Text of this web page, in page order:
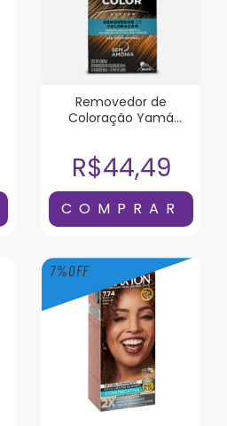
Removedor de
Coloração Yam
R$44,49
7%OFF